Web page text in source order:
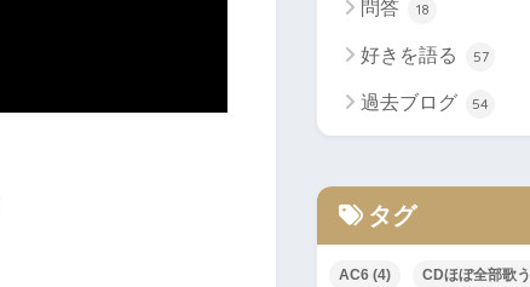
問答 18
好きを語る 57
過去ブログ 54
タグ
AC6 (4) CDほぼ全部歌う